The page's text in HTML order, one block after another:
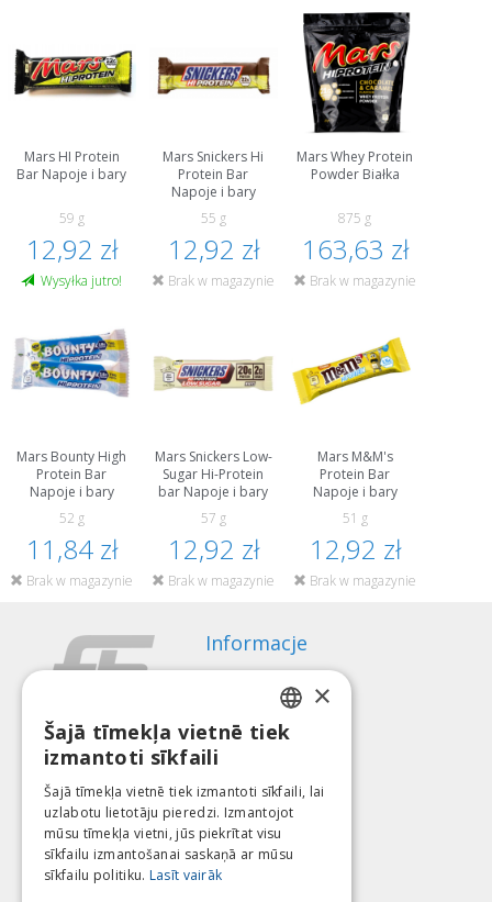
Mars HI Protein
Bar Napoje i bary
59 g
12,92 zł
Wysyłka jutro!
Mars Snickers Hi
Protein Bar
Napoje i bary
55 g
12,92 zł
Brak w magazynie
Mars Whey Protein
Powder Białka
875 g
163,63 zł
Brak w magazynie
Mars Bounty High
Protein Bar
Napoje i bary
52 g
11,84 zł
Brak w magazynie
Mars Snickers Low-
Sugar Hi-Protein
bar Napoje i bary
57 g
12,92 zł
Brak w magazynie
Mars M&M's
Protein Bar
Napoje i bary
51 g
12,92 zł
Brak w magazynie
Informacje
Sposoby płatności
Regulamin zwrotów
O nas
Kontakt
Regulamin
Polityka Prywatności
Dołącz do nas Znajdź nas
LATVIAN
LITHUANIAN
ESTONIAN
×
Šajā tīmekļa vietnē tiek
izmantoti sīkfaili
Šajā tīmekļa vietnē tiek izmantoti sīkfaili, lai
uzlabotu lietotāju pieredzi. Izmantojot
mūsu tīmekļa vietni, jūs piekrītat visu
sīkfailu izmantošanai saskaņā ar mūsu
sīkfailu politiku. Lasīt vairāk